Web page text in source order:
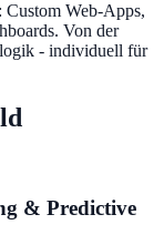
Web-Apps,
Von der
- individuell für
& Predictive